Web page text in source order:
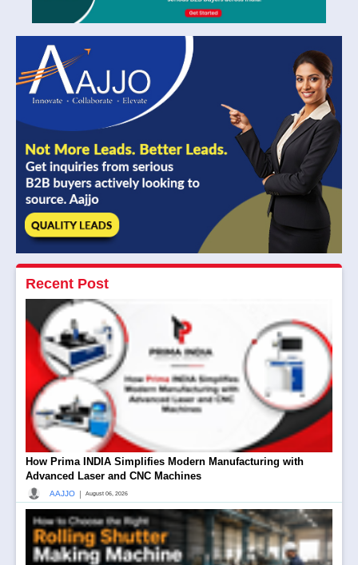
Recent Post
How Prima INDIA Simplifies Modern Manufacturing with
Advanced Laser and CNC Machines
AAJJO | August 06, 2026